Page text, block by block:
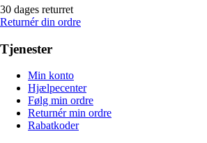
30 dages returret
Returnér din ordre
Tjenester
Min konto
Hjælpecenter
Følg min ordre
Returnér min ordre
Rabatkoder